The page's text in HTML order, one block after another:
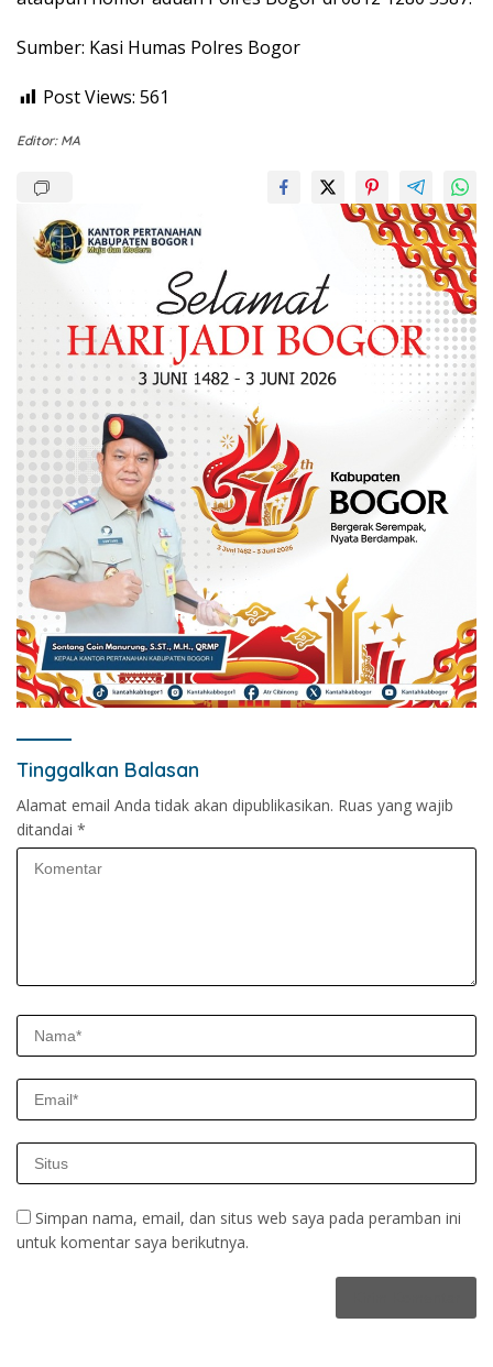
Sumber: Kasi Humas Polres Bogor
Post Views: 561
Editor: MA
Tinggalkan Balasan
Alamat email Anda tidak akan dipublikasikan. Ruas yang wajib
ditandai *
Simpan nama, email, dan situs web saya pada peramban ini
untuk komentar saya berikutnya.